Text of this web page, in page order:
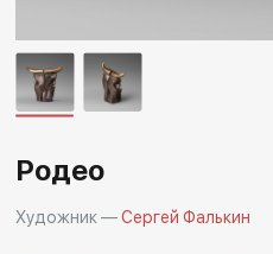
Родео
Художник —Сергей Фалькин